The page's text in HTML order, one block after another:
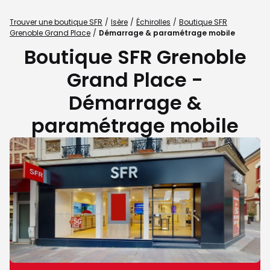
Trouver une boutique SFR Isère Échirolles
Boutique SFR
Grenoble Grand Place
Démarrage & paramétrage mobile
Boutique SFR Grenoble
Grand Place -
Démarrage &
paramétrage mobile